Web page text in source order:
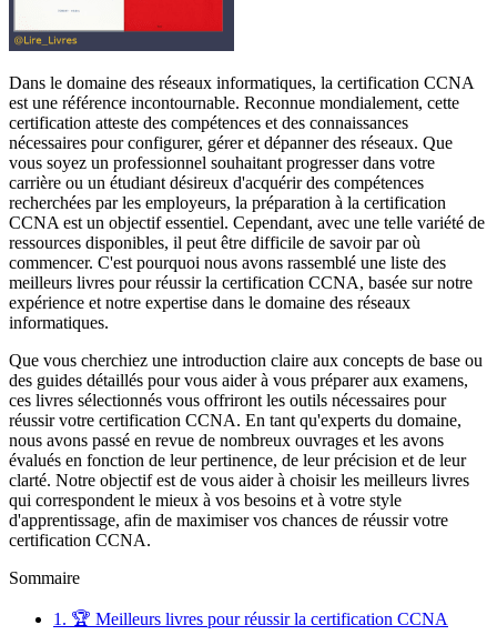
Dans le domaine des réseaux informatiques, la certification CCNA
est une référence incontournable. Reconnue mondialement, cette
certification atteste des compétences et des connaissances
nécessaires pour configurer, gérer et dépanner des réseaux. Que
vous soyez un professionnel souhaitant progresser dans votre
carrière ou un étudiant désireux d'acquérir des compétences
recherchées par les employeurs, la préparation à la certification
CCNA est un objectif essentiel. Cependant, avec une telle variété de
ressources disponibles, il peut être difficile de savoir par où
commencer. C'est pourquoi nous avons rassemblé une liste des
meilleurs livres pour réussir la certification CCNA, basée sur notre
expérience et notre expertise dans le domaine des réseaux
informatiques.
Que vous cherchiez une introduction claire aux concepts de base ou
des guides détaillés pour vous aider à vous préparer aux examens,
ces livres sélectionnés vous offriront les outils nécessaires pour
réussir votre certification CCNA. En tant qu'experts du domaine,
nous avons passé en revue de nombreux ouvrages et les avons
évalués en fonction de leur pertinence, de leur précision et de leur
clarté. Notre objectif est de vous aider à choisir les meilleurs livres
qui correspondent le mieux à vos besoins et à votre style
d'apprentissage, afin de maximiser vos chances de réussir votre
certification CCNA.
Sommaire
1. 🏆 Meilleurs livres pour réussir la certification CCNA